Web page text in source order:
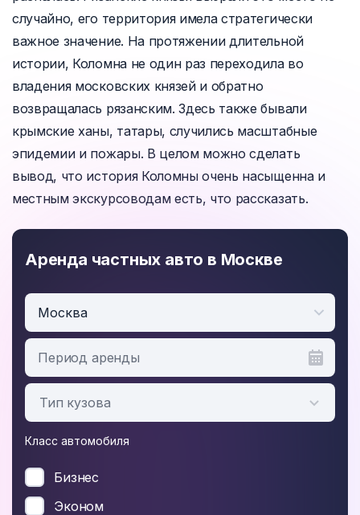
случайно, его территория имела стратегически
важное значение. На протяжении длительной
истории, Коломна не один раз переходила во
владения московских князей и обратно
возвращалась рязанским. Здесь также бывали
крымские ханы, татары, случились масштабные
эпидемии и пожары. В целом можно сделать
вывод, что история Коломны очень насыщенна и
местным экскурсоводам есть, что рассказать.
Аренда частных авто в Москве
Москва
Период аренды
Класс автомобиля
Бизнес
Эконом